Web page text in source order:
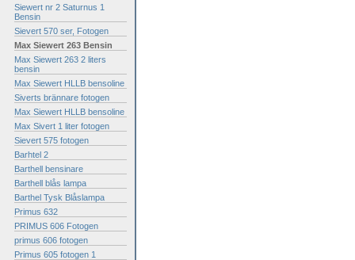
Siewert nr 2 Saturnus 1
Bensin
Sievert 570 ser, Fotogen
Max Siewert 263 Bensin
Max Siewert 263 2 liters
bensin
Max Siewert HLLB bensoline
Siverts brännare fotogen
Max Siewert HLLB bensoline
Max Sivert 1 liter fotogen
Sievert 575 fotogen
Barhtel 2
Barthell bensinare
Barthell blås lampa
Barthel Tysk Blåslampa
Primus 632
PRIMUS 606 Fotogen
primus 606 fotogen
Primus 605 fotogen 1